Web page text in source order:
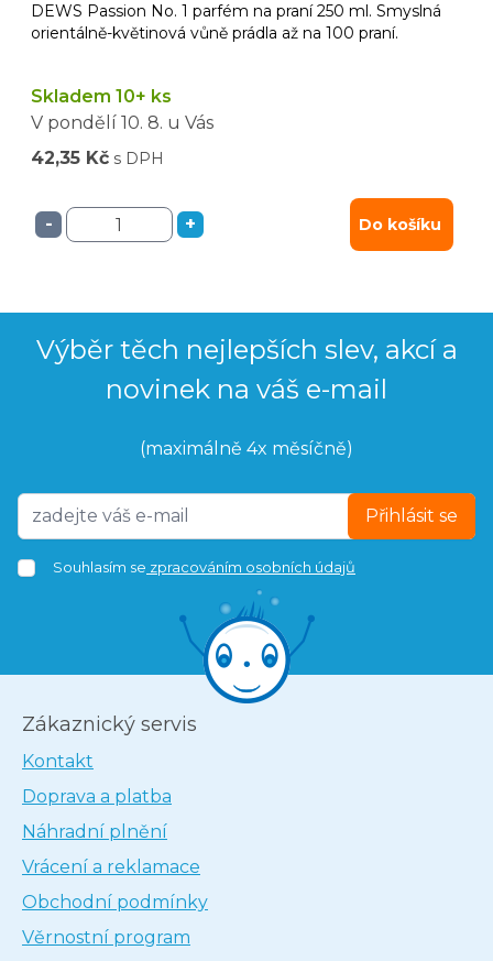
DEWS Passion No. 1 parfém na praní 250 ml. Smyslná
orientálně-květinová vůně prádla až na 100 praní.
Skladem 10+ ks
V pondělí 10. 8. u Vás
42,35 Kč s DPH
- + Do košíku
Výběr těch nejlepších slev, akcí a
novinek na váš e-mail
(maximálně 4x měsíčně)
Přihlásit se
Souhlasím se zpracováním osobních údajů
Zákaznický servis
Kontakt
Doprava a platba
Náhradní plnění
Vrácení a reklamace
Obchodní podmínky
Věrnostní program